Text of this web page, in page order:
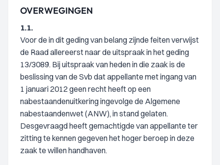
OVERWEGINGEN
1.1.
Voor de in dit geding van belang zijnde feiten verwijst
de Raad allereerst naar de uitspraak in het geding
13/3089. Bij uitspraak van heden in die zaak is de
beslissing van de Svb dat appellante met ingang van
1 januari 2012 geen recht heeft op een
nabestaandenuitkering ingevolge de Algemene
nabestaandenwet (ANW), in stand gelaten.
Desgevraagd heeft gemachtigde van appellante ter
zitting te kennen gegeven het hoger beroep in deze
zaak te willen handhaven.